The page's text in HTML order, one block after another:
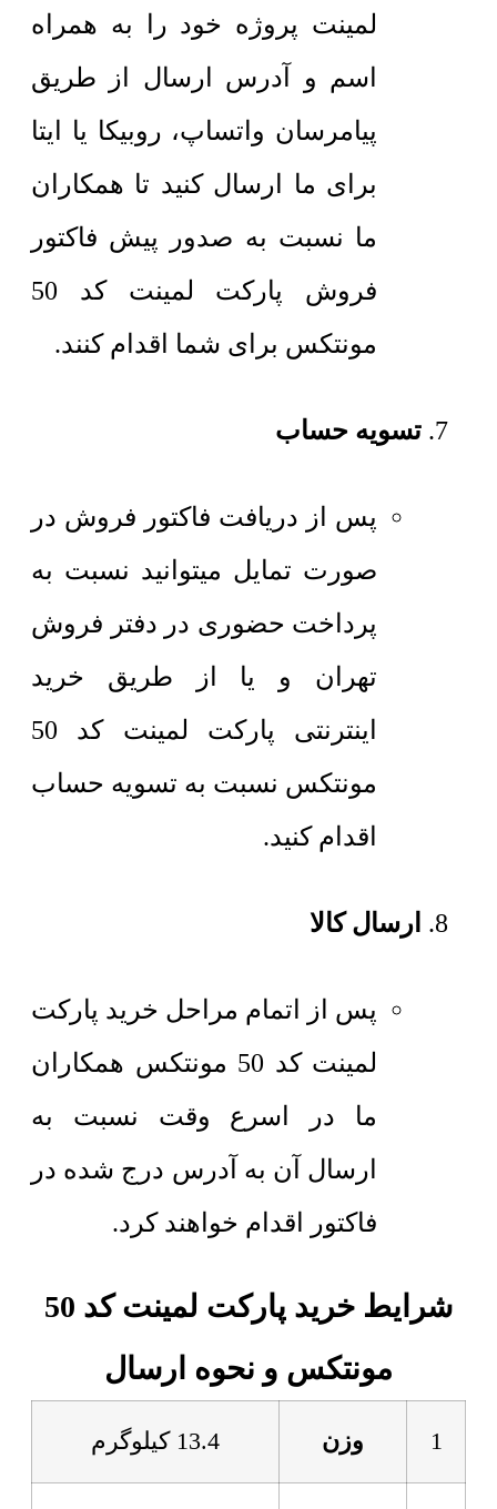
لمینت پروژه خود را به همراه
اسم و آدرس ارسال از طریق
پیامرسان واتساپ، روبیکا یا ایتا
برای ما ارسال کنید تا همکاران
ما نسبت به صدور پیش فاکتور
فروش پارکت لمینت کد 50
مونتکس برای شما اقدام کنند.
تسویه حساب
پس از دریافت فاکتور فروش در
صورت تمایل میتوانید نسبت به
پرداخت حضوری در دفتر فروش
تهران و یا از طریق خرید
اینترنتی پارکت لمینت کد 50
مونتکس نسبت به تسویه حساب
اقدام کنید.
ارسال کالا
پس از اتمام مراحل خرید پارکت
لمینت کد 50 مونتکس همکاران
ما در اسرع وقت نسبت به
ارسال آن به آدرس درج شده در
فاکتور اقدام خواهند کرد.
شرایط خرید پارکت لمینت کد 50
مونتکس و نحوه ارسال
1 وزن 13.4 کیلوگرم